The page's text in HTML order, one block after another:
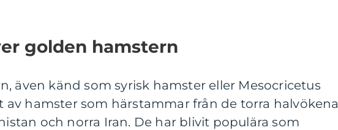
golden hamstern
även känd som syrisk hamster eller Mesocricetus
av hamster som härstammar från de torra halvökena
och norra Iran. De har blivit populära som